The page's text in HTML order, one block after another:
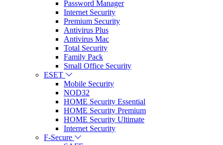
Password Manager
Internet Security
Premium Security
Antivirus Plus
Antivirus Mac
Total Security
Family Pack
Small Office Security
ESET
Mobile Security
NOD32
HOME Security Essential
HOME Security Premium
HOME Security Ultimate
Internet Security
F-Secure